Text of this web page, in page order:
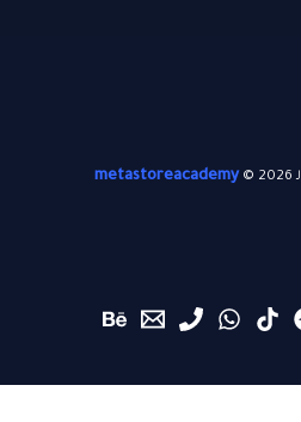
metastoreacademy© 2026